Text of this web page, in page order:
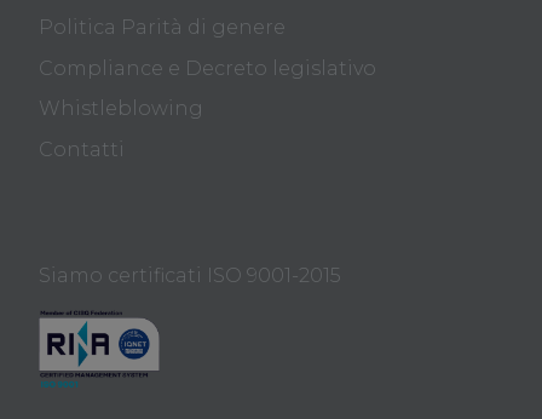
Politica Parità di genere
Compliance e Decreto legislativo
Whistleblowing
Contatti
Siamo certificati ISO 9001-2015